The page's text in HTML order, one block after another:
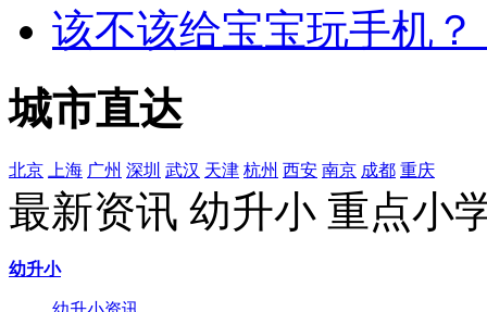
该不该给宝宝玩手机
城市直达
北京 上海 广州 深圳 武汉 天津 杭州 西安 南京 成都 重庆
最新资讯 幼升小 重点小
幼升小